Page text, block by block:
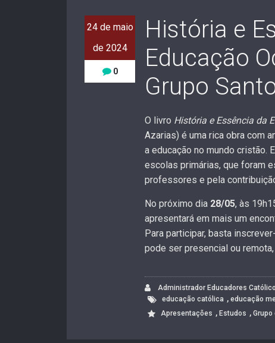
24 de maio
de 2024
0
História e
Educação
Grupo
O livro História e Essência da
Azarias) é uma rica obra com
a educação no mundo cristão.
escolas primárias, que foram
professores e pela
No próximo dia 28/05, às
apresentará em mais um
Para participar, basta
pode ser presencial ou
Administrador Educadores
educação católica , educação
Apresentações , Estudos , Grupo